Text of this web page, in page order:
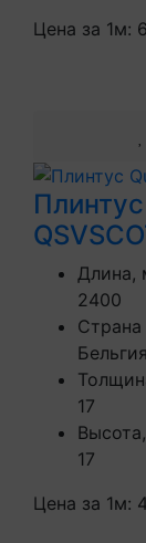
Цена за 1м:
Длина,
2400
Страна
Бельгия
17
17
Цена за 1м: